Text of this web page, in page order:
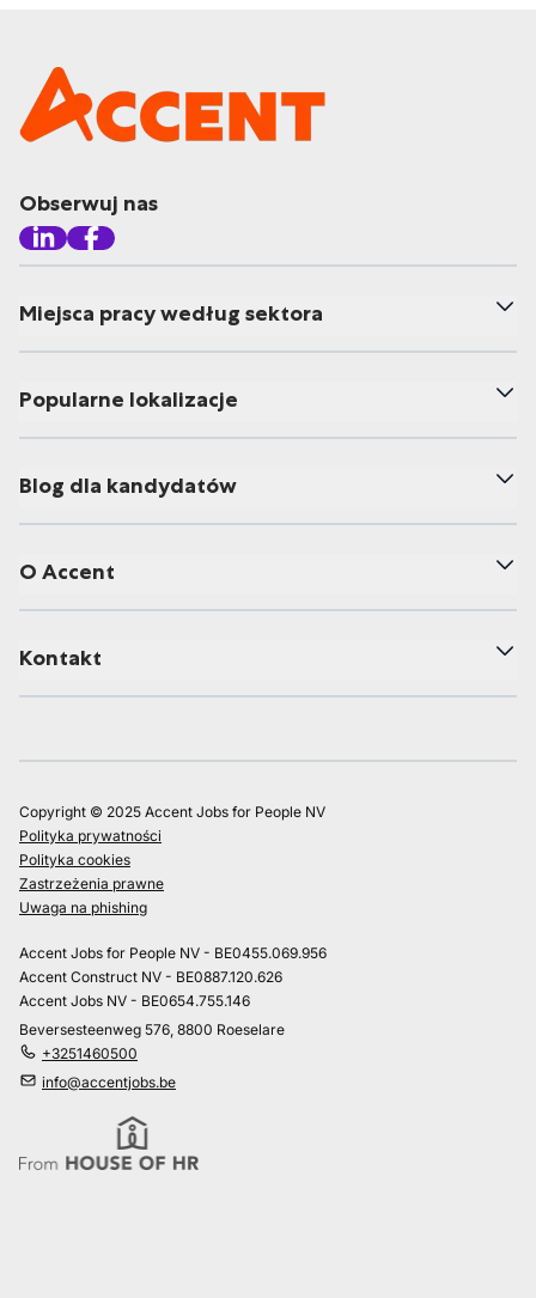
Obserwuj nas
Miejsca pracy według sektora
Popularne lokalizacje
Blog dla kandydatów
O Accent
Kontakt
Copyright © 2025 Accent Jobs for People NV
Polityka prywatności
Polityka cookies
Zastrzeżenia prawne
Uwaga na phishing
Accent Jobs for People NV - BE0455.069.956
Accent Construct NV - BE0887.120.626
Accent Jobs NV - BE0654.755.146
Beversesteenweg 576, 8800 Roeselare
+3251460500
info@accentjobs.be